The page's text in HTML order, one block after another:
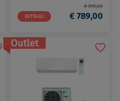
DETTAGLI
€ 895,00
€ 789,00
Outlet